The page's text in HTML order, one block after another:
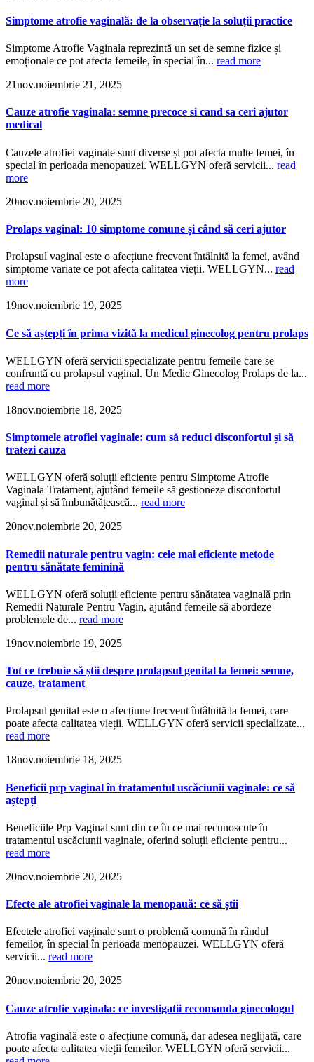
Simptome atrofie vaginală: de la observație la soluții practice
Simptome Atrofie Vaginala reprezintă un set de semne fizice și
emoționale ce pot afecta femeile, în special în... read more
21nov.noiembrie 21, 2025
Cauze atrofie vaginala: semne precoce si cand sa ceri ajutor
medical
Cauzele atrofiei vaginale sunt diverse și pot afecta multe femei, în
special în perioada menopauzei. WELLGYN oferă servicii... read
more
20nov.noiembrie 20, 2025
Prolaps vaginal: 10 simptome comune și când să ceri ajutor
Prolapsul vaginal este o afecțiune frecvent întâlnită la femei, având
simptome variate ce pot afecta calitatea vieții. WELLGYN... read
more
19nov.noiembrie 19, 2025
Ce să aștepți în prima vizită la medicul ginecolog pentru prolaps
WELLGYN oferă servicii specializate pentru femeile care se
confruntă cu prolapsul vaginal. Un Medic Ginecolog Prolaps de la...
read more
18nov.noiembrie 18, 2025
Simptomele atrofiei vaginale: cum să reduci disconfortul și să
tratezi cauza
WELLGYN oferă soluții eficiente pentru Simptome Atrofie
Vaginala Tratament, ajutând femeile să gestioneze disconfortul
vaginal și să îmbunătățească... read more
20nov.noiembrie 20, 2025
Remedii naturale pentru vagin: cele mai eficiente metode
pentru sănătate feminină
WELLGYN oferă soluții eficiente pentru sănătatea vaginală prin
Remedii Naturale Pentru Vagin, ajutând femeile să abordeze
problemele de... read more
19nov.noiembrie 19, 2025
Tot ce trebuie să știi despre prolapsul genital la femei: semne,
cauze, tratament
Prolapsul genital este o afecțiune frecvent întâlnită la femei, care
poate afecta calitatea vieții. WELLGYN oferă servicii specializate...
read more
18nov.noiembrie 18, 2025
Beneficii prp vaginal în tratamentul uscăciunii vaginale: ce să
aștepți
Beneficiile Prp Vaginal sunt din ce în ce mai recunoscute în
tratamentul uscăciunii vaginale, oferind soluții eficiente pentru...
read more
20nov.noiembrie 20, 2025
Efecte ale atrofiei vaginale la menopauă: ce să știi
Efectele atrofiei vaginale sunt o problemă comună în rândul
femeilor, în special în perioada menopauzei. WELLGYN oferă
servicii... read more
20nov.noiembrie 20, 2025
Cauze atrofie vaginala: ce investigatii recomanda ginecologul
Atrofia vaginală este o afecțiune comună, dar adesea neglijată, care
poate afecta calitatea vieții femeilor. WELLGYN oferă servicii...